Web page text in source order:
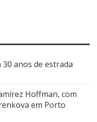
anos de estrada
Hoffman, com
em Porto